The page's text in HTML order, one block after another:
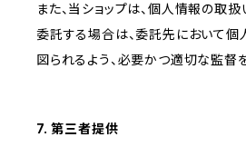
また、当ショップは、個人情報の取
委託する場合は、委託先において
図られるよう、必要かつ適切な監督
7. 第三者提供